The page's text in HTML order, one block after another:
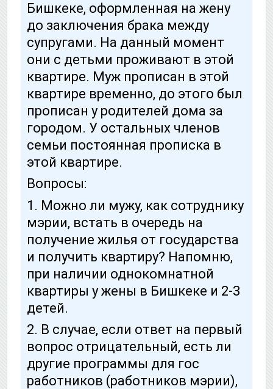
Бишкеке, оформленная на жену
до заключения брака между
супругами. На данный момент
они с детьми проживают в этой
квартире. Муж прописан в этой
квартире временно, до этого был
прописан у родителей дома за
городом. У остальных членов
семьи постоянная прописка в
этой квартире.
Вопросы:
1. Можно ли мужу, как сотруднику
мэрии, встать в очередь на
получение жилья от государства
и получить квартиру? Напомню,
при наличии однокомнатной
квартиры у жены в Бишкеке и 2-3
детей.
2. В случае, если ответ на первый
вопрос отрицательный, есть ли
другие программы для гос
работников (работников мэрии),